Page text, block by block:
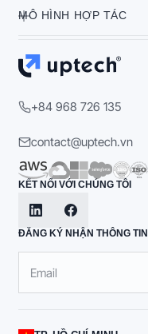
MÔ HÌNH HỢP TÁC
+84 968 726 135
contact@uptech.vn
KẾT NỐI VỚI CHÚNG TÔI
ĐĂNG KÝ NHẬN THÔNG